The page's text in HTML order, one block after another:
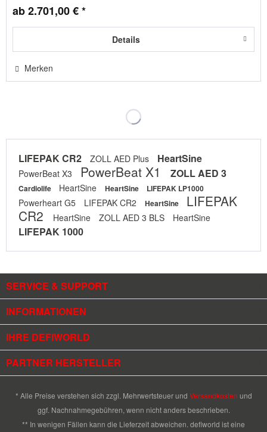
ab 2.701,00 € *
Details
Merken
LIFEPAK CR2 ZOLL AED Plus HeartSine
PowerBeat X3 PowerBeat X1 ZOLL AED 3
Cardiolife HeartSine HeartSine LIFEPAK LP1000
Powerheart G5 LIFEPAK CR2 HeartSine
LIFEPAK
CR2
HeartSine ZOLL AED 3 BLS HeartSine
LIFEPAK 1000
SERVICE & SUPPORT
INFORMATIONEN
IHRE DEFIWORLD
PARTNER HERSTELLER
* Alle Preise verstehen sich zzgl. Mehrwertsteuer und Versandkosten und
ggf. Nachnahmegebühren, wenn nicht anders beschrieben.
** In wenigen Fällen kann die Lieferzeit abweichen. defiworld ist eine